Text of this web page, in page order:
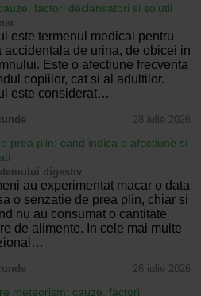
factori declansatori si solutii
este termenul medical pentru
accidentala de urina, de obicei in
Este o afectiune frecventa
copiilor, cat si al adultilor.
este considerat…
28 iulie 2026
prea plin: cand indica o afectiune si
digestiv
au experimentat macar o data
o senzatie de prea plin, chiar si
nu au consumat o cantitate
de alimente. In cele mai multe
26 iulie 2026
meteorism: cauze, factori